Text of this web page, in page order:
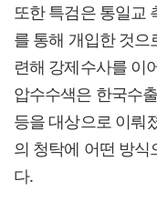
또한 특검은 통일교
를 통해 개입한 것
련해 강제수사를 이
압수수색은 한국수
등을 대상으로 이뤄
의 청탁에 어떤 방
다.